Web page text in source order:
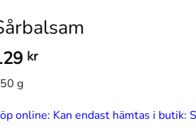
kr
g
online: Kan endast hämtas i butik: